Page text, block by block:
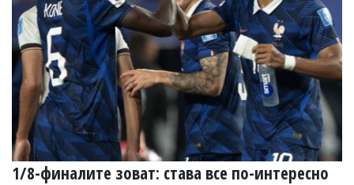
1/8-финалите зоват: става все по-интересно